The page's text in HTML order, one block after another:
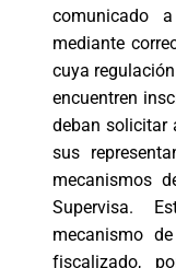
comunicado
mediante
cuya
encuentren
deban solicitar
sus
mecanismos
Supervisa.
mecanismo
fiscalizado,